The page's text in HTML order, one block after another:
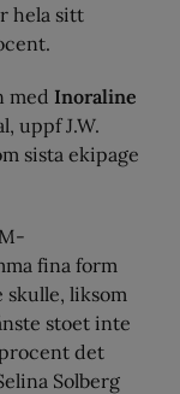
hela sitt
med Inoraline
uppf J.W.
sista ekipage
fina form
skulle, liksom
stoet inte
det
Solberg